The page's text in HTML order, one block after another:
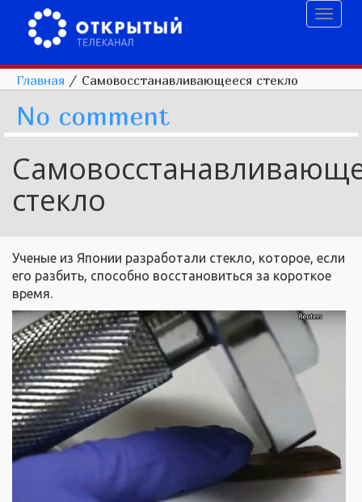
Главная / Самовосстанавливающееся стекло
No comment
стекло
Ученые из Японии разработали стекло, которое, если
его разбить, способно восстановиться за короткое
время.